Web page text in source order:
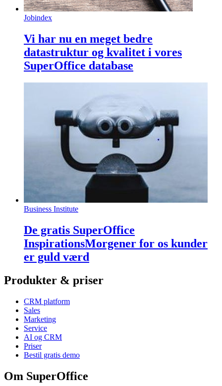
Jobindex
Vi har nu en meget bedre
datastruktur og kvalitet i vores
SuperOffice database
Business Institute
De gratis SuperOffice
InspirationsMorgener for os kunder
er guld værd
Produkter & priser
CRM platform
Sales
Marketing
Service
AI og CRM
Priser
Bestil gratis demo
Om SuperOffice